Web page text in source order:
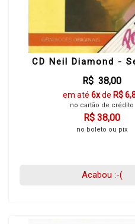
CD Neil Diamond -
R$ 38,00
em até6xde R$
no cartão de crédito
R$ 38,00
no boleto ou pix
Acabou :-(